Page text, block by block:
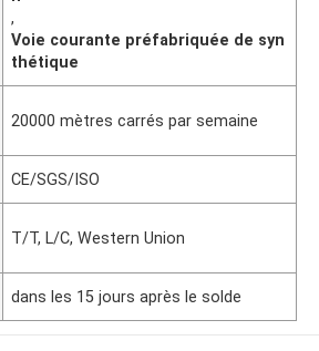
,
Voie courante préfabriquée de syn
thétique
20000 mètres carrés par semaine
CE/SGS/ISO
T/T, L/C, Western Union
dans les 15 jours après le solde